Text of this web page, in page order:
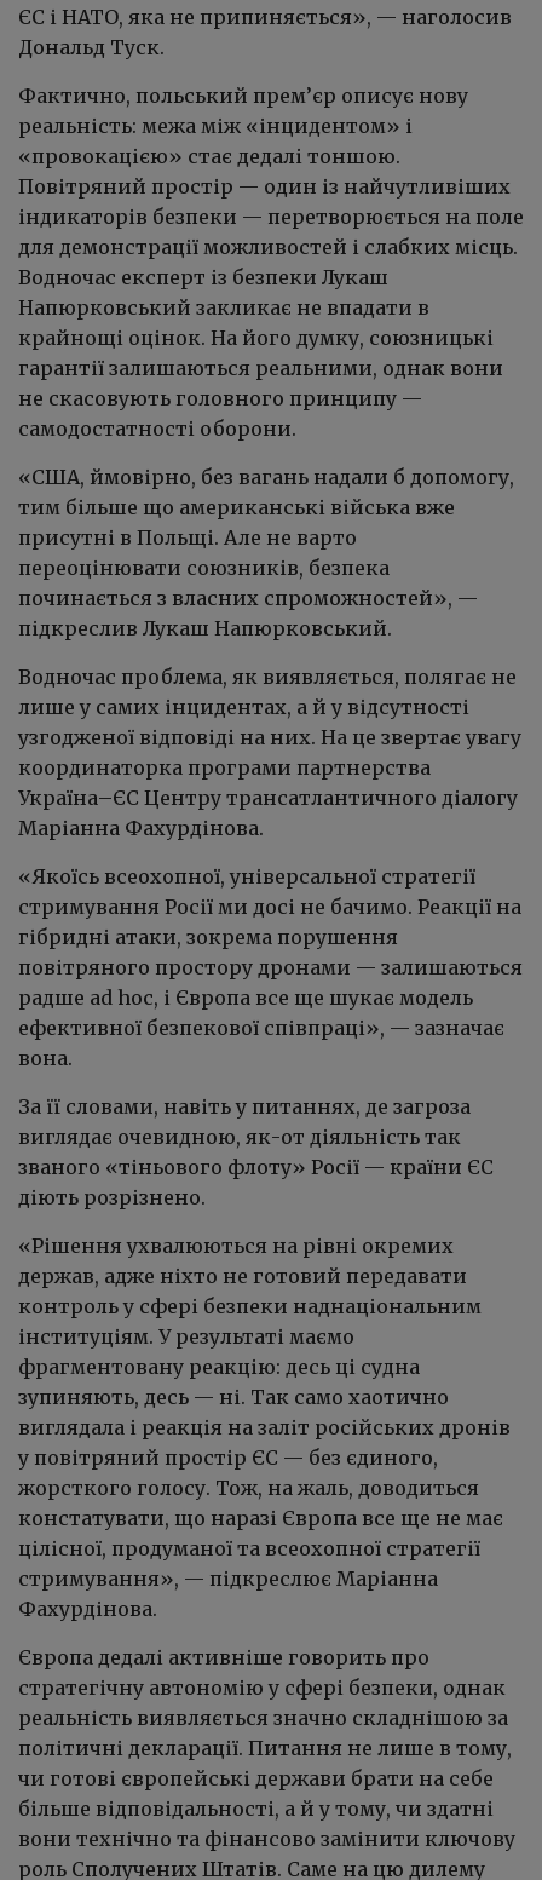
ЄС і НАТО, яка не припиняється», — наголосив
Дональд Туск.
Фактично, польський прем’єр описує нову
реальність: межа між «інцидентом» і
«провокацією» стає дедалі тоншою.
Повітряний простір — один із найчутливіших
індикаторів безпеки — перетворюється на поле
для демонстрації можливостей і слабких місць.
Водночас експерт із безпеки Лукаш
Напюрковський закликає не впадати в
крайнощі оцінок. На його думку, союзницькі
гарантії залишаються реальними, однак вони
не скасовують головного принципу —
самодостатності оборони.
«США, ймовірно, без вагань надали б допомогу,
тим більше що американські війська вже
присутні в Польщі. Але не варто
переоцінювати союзників, безпека
починається з власних спроможностей», —
підкреслив Лукаш Напюрковський.
Водночас проблема, як виявляється, полягає не
лише у самих інцидентах, а й у відсутності
узгодженої відповіді на них. На це звертає увагу
координаторка програми партнерства
Україна–ЄС Центру трансатлантичного діалогу
Маріанна Фахурдінова.
«Якоїсь всеохопної, універсальної стратегії
стримування Росії ми досі не бачимо. Реакції на
гібридні атаки, зокрема порушення
повітряного простору дронами — залишаються
радше ad hoc, і Європа все ще шукає модель
ефективної безпекової співпраці», — зазначає
вона.
За її словами, навіть у питаннях, де загроза
виглядає очевидною, як-от діяльність так
званого «тіньового флоту» Росії — країни ЄС
діють розрізнено.
«Рішення ухвалюються на рівні окремих
держав, адже ніхто не готовий передавати
контроль у сфері безпеки наднаціональним
інституціям. У результаті маємо
фрагментовану реакцію: десь ці судна
зупиняють, десь — ні. Так само хаотично
виглядала і реакція на заліт російських дронів
у повітряний простір ЄС — без єдиного,
жорсткого голосу. Тож, на жаль, доводиться
констатувати, що наразі Європа все ще не має
цілісної, продуманої та всеохопної стратегії
стримування», — підкреслює Маріанна
Фахурдінова.
Європа дедалі активніше говорить про
стратегічну автономію у сфері безпеки, однак
реальність виявляється значно складнішою за
політичні декларації. Питання не лише в тому,
чи готові європейські держави брати на себе
більше відповідальності, а й у тому, чи здатні
вони технічно та фінансово замінити ключову
роль Сполучених Штатів. Саме на цю дилему